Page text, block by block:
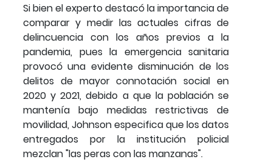
Si bien el experto destacó la importancia de
comparar y medir las actuales cifras de
delincuencia con los años previos a la
pandemia, pues la emergencia sanitaria
provocó una evidente disminución de los
delitos de mayor connotación social en
2020 y 2021, debido a que la población se
mantenía bajo medidas restrictivas de
movilidad, Johnson especifica que los datos
entregados por la institución policial
mezclan "las peras con las manzanas".